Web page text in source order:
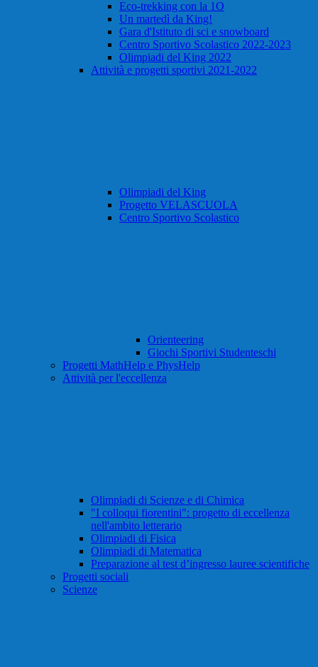
Eco-trekking con la 1O
Un martedì da King!
Gara d'Istituto di sci e snowboard
Centro Sportivo Scolastico 2022-2023
Olimpiadi del King 2022
Attività e progetti sportivi 2021-2022
Olimpiadi del King
Progetto VELASCUOLA
Centro Sportivo Scolastico
Orienteering
Giochi Sportivi Studenteschi
Progetti MathHelp e PhysHelp
Attività per l'eccellenza
Olimpiadi di Scienze e di Chimica
"I colloqui fiorentini": progetto di eccellenza
nell'ambito letterario
Olimpiadi di Fisica
Olimpiadi di Matematica
Preparazione al test d’ingresso lauree scientifiche
Progetti sociali
Scienze